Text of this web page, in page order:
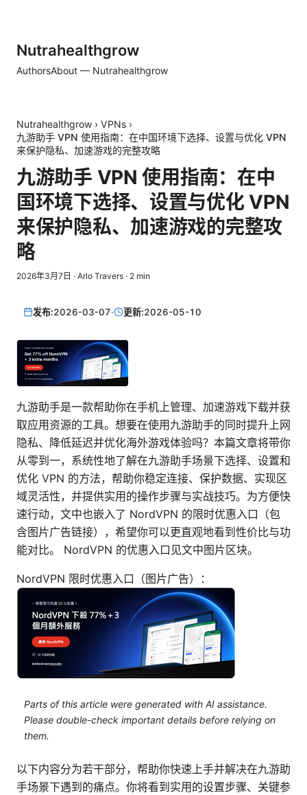
Nutrahealthgrow
AuthorsAbout — Nutrahealthgrow
Nutrahealthgrow › VPNs ›
九游助手 VPN 使用指南：在中国环境下选择、设置与优化 VPN
来保护隐私、加速游戏的完整攻略
九游助手 VPN 使用指南：在中
国环境下选择、设置与优化 VPN
来保护隐私、加速游戏的完整攻
略
2026年3月7日 · Arlo Travers · 2 min
发布:2026-03-07· 更新:2026-05-10
九游助手是一款帮助你在手机上管理、加速游戏下载并获
取应用资源的工具。想要在使用九游助手的同时提升上网
隐私、降低延迟并优化海外游戏体验吗？本篇文章将带你
从零到一，系统性地了解在九游助手场景下选择、设置和
优化 VPN 的方法，帮助你稳定连接、保护数据、实现区
域灵活性，并提供实用的操作步骤与实战技巧。为方便快
速行动，文中也嵌入了 NordVPN 的限时优惠入口（包
含图片广告链接），希望你可以更直观地看到性价比与功
能对比。 NordVPN 的优惠入口见文中图片区块。
NordVPN 限时优惠入口（图片广告）：
Parts of this article were generated with AI assistance.
Please double-check important details before relying on
them.
以下内容分为若干部分，帮助你快速上手并解决在九游助
手场景下遇到的痛点。你将看到实用的设置步骤、关键参